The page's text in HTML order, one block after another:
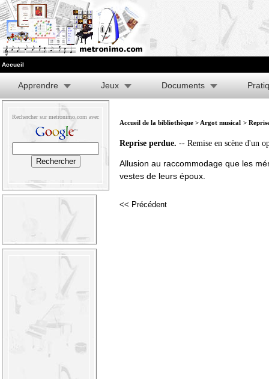
Accueil
Apprendre Jeux Documents
Rechercher sur metronimo.com avec
Accueil de la bibliothèque > Argot musical >
Reprise perdue. -- Remise en scène d'un
Allusion au raccommodage que les
vestes de leurs époux.
<< Précédent